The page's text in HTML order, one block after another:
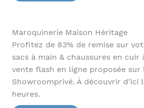
Maroquinerie Maison Héritage
Profitez de 83% de remise sur
sacs à main & chaussures en
vente flash en ligne proposée sur
Showroomprivé. À découvrir d’ici
heures.